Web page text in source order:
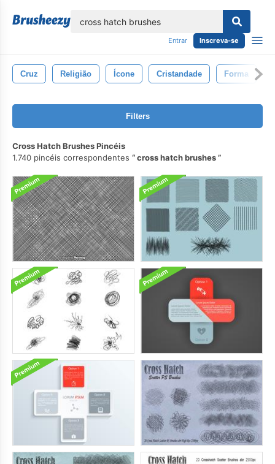
Entrar Inscreva-se
Cruz Religião Ícone Cristandade Forma
Filters
Cross Hatch Brushes Pincéis
1.740 pincéis correspondentes
cross hatch brushes